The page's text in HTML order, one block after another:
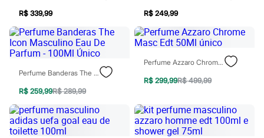
Acessórios
Bolsas e Mochilas
Chapéus e Bonés
Cintos
Carteiras
Óculos
Relógios
Calçados
Botas
Chinelos
Sapatos
Sandálias e Papetes
R$ 339,99 R$ 249,99
Perfume Banderas The Icon Masculino Eau De Parfum - 100Ml Único
R$ 259,99R$ 289,99
Perfume Azzaro Chrome Masc Edt 50Ml Único
R$ 299,99R$ 499,99